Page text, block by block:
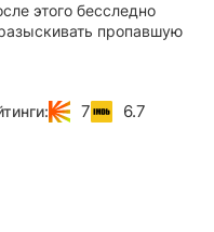
этого бесследно
пропавшую
7 6.7